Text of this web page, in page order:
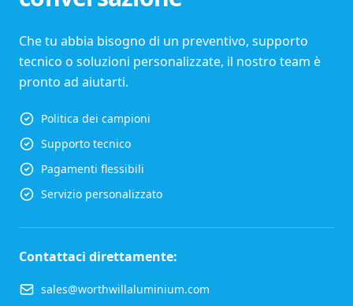
Che tu abbia bisogno di un preventivo, supporto
tecnico o soluzioni personalizzate, il nostro team è
pronto ad aiutarti.
Politica dei campioni
Supporto tecnico
Pagamenti flessibili
Servizio personalizzato
Contattaci direttamente:
sales@worthwillaluminium.com